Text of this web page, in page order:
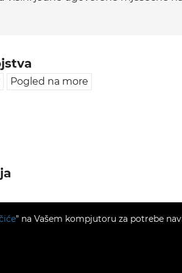
Pogled na more
" na Vašem kompjutoru za potrebe